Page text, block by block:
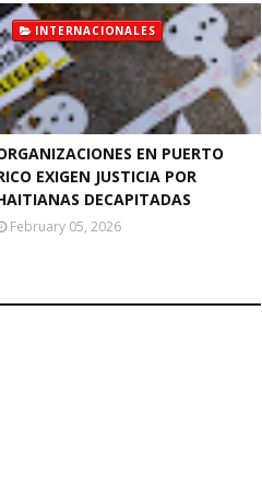
INTERNACIONALES
EN PUERTO
EXIGEN JUSTICIA POR
DECAPITADAS
February 05, 2026